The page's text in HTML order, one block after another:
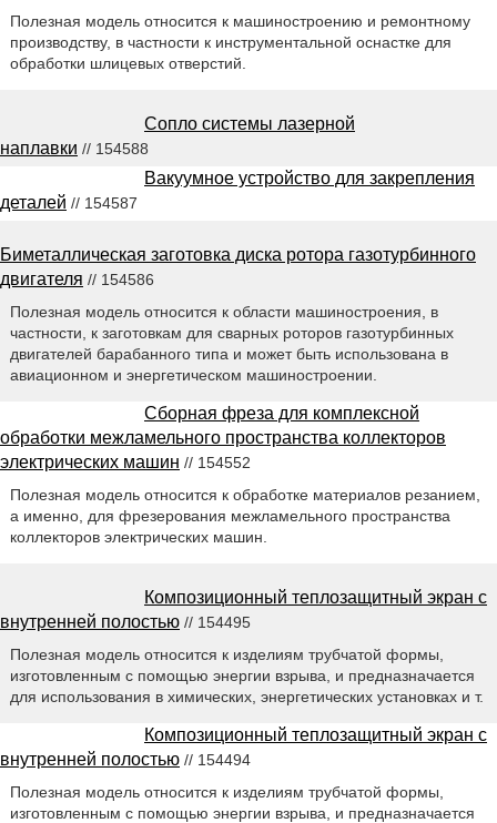
Полезная модель относится к машиностроению и ремонтному
производству, в частности к инструментальной оснастке для
обработки шлицевых отверстий.
Сопло системы лазерной
наплавки // 154588
Вакуумное устройство для закрепления
деталей // 154587
Биметаллическая заготовка диска ротора газотурбинного
двигателя // 154586
Полезная модель относится к области машиностроения, в
частности, к заготовкам для сварных роторов газотурбинных
двигателей барабанного типа и может быть использована в
авиационном и энергетическом машиностроении.
Сборная фреза для комплексной
обработки межламельного пространства коллекторов
электрических машин // 154552
Полезная модель относится к обработке материалов резанием,
а именно, для фрезерования межламельного пространства
коллекторов электрических машин.
Композиционный теплозащитный экран с
внутренней полостью // 154495
Полезная модель относится к изделиям трубчатой формы,
изготовленным с помощью энергии взрыва, и предназначается
для использования в химических, энергетических установках и т.
Композиционный теплозащитный экран с
внутренней полостью // 154494
Полезная модель относится к изделиям трубчатой формы,
изготовленным с помощью энергии взрыва, и предназначается